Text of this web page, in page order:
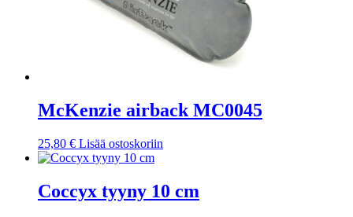
McKenzie airback MC0045
25,80 € Lisää ostoskoriin
Coccyx tyyny 10 cm